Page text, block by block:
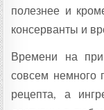
полезнее и
консерванты и
Времени на
совсем немного
рецепта, а